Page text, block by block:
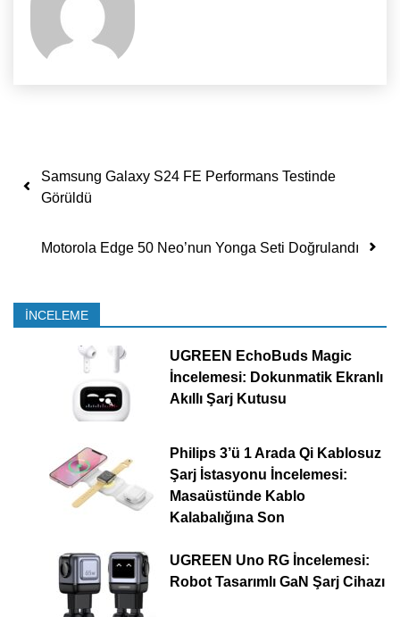
Yazı dolaşımı
Samsung Galaxy S24 FE Performans Testinde
Görüldü
Motorola Edge 50 Neo’nun Yonga Seti Doğrulandı
İNCELEME
UGREEN EchoBuds Magic
İncelemesi: Dokunmatik Ekranlı
Akıllı Şarj Kutusu
Philips 3’ü 1 Arada Qi Kablosuz
Şarj İstasyonu İncelemesi:
Masaüstünde Kablo
Kalabalığına Son
UGREEN Uno RG İncelemesi:
Robot Tasarımlı GaN Şarj Cihazı